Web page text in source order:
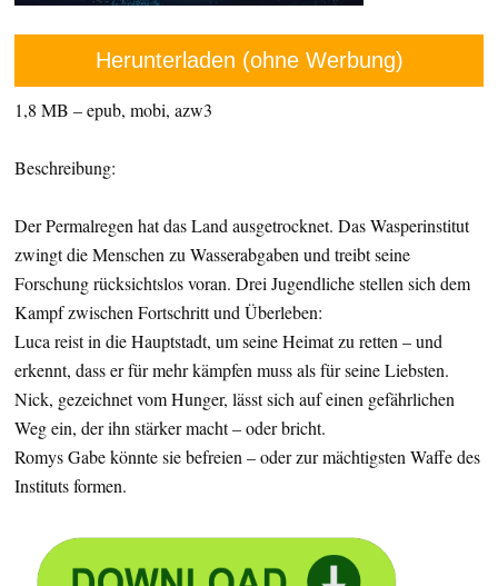
Herunterladen (ohne Werbung)
1,8 MB – epub, mobi, azw3
Beschreibung:
Der Permalregen hat das Land ausgetrocknet. Das Wasperinstitut
zwingt die Menschen zu Wasserabgaben und treibt seine
Forschung rücksichtslos voran. Drei Jugendliche stellen sich dem
Kampf zwischen Fortschritt und Überleben:
Luca reist in die Hauptstadt, um seine Heimat zu retten – und
erkennt, dass er für mehr kämpfen muss als für seine Liebsten.
Nick, gezeichnet vom Hunger, lässt sich auf einen gefährlichen
Weg ein, der ihn stärker macht – oder bricht.
Romys Gabe könnte sie befreien – oder zur mächtigsten Waffe des
Instituts formen.